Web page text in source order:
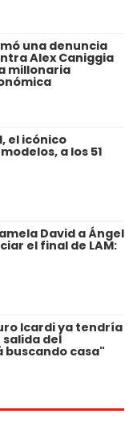
una denuncia
Alex Caniggia
millonaria
el icónico
a los 51
David a Ángel
el final de LAM:
Icardi ya tendría
del
buscando casa"